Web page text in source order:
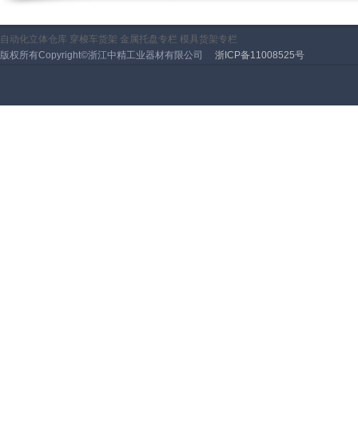
自动化立体仓库 穿梭车货架 金属托盘专栏 模具货架专栏
版权所有Copyright©浙江中精工业器材有限公司
浙ICP备11008525号